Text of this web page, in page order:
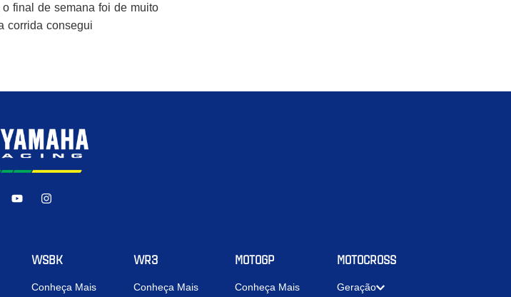
final de semana foi de muito
corrida consegui
WSBK
Conheça Mais
WR3
Conheça Mais
MOTOGP
Conheça Mais
MOTOCROSS
Geração